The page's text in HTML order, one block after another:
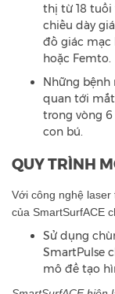
thị từ 18 tuổi
chiều dày
đồ giác mạc
hoặc Femto.
Những bệnh
quan tới
trong vòng
con bú.
QUY TRÌNH
Với công nghệ
của SmartSurfACE
Sử dụng
SmartPulse
mô để tạo